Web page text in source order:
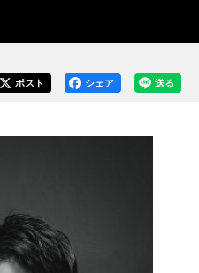
送る
シェア
ポスト